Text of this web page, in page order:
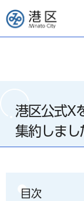
港区
港区公式X
集約しまし
目次